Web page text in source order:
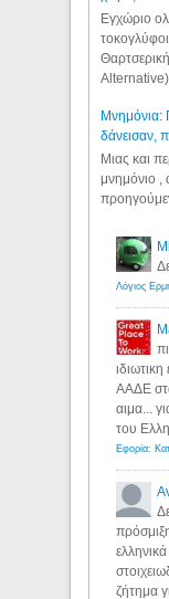
Εγχώριο
Alternative).
Μνημόνια:
δάνεισαν,
Μιας και
μνημόνιο ,
ΑΑΔΕ
αιμα...
του
ζήτημα